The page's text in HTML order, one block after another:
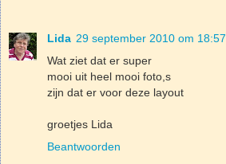
Lida 29 september 2010 om 18:57
Wat ziet dat er super
mooi uit heel mooi foto,s
zijn dat er voor deze layout
groetjes Lida
Beantwoorden